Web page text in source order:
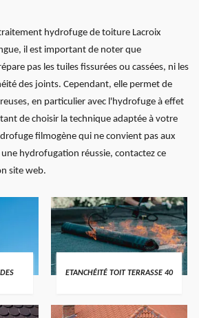
hydrofuge de toiture Lacroix
il est important de noter que
pas les tuiles fissurées ou cassées, ni les
des joints. Cependant, elle permet de
en particulier avec l'hydrofuge à effet
de choisir la technique adaptée à votre
filmogène qui ne convient pas aux
hydrofugation réussie, contactez ce
site web.
ETANCHÉITÉ TOIT TERRASSE 40